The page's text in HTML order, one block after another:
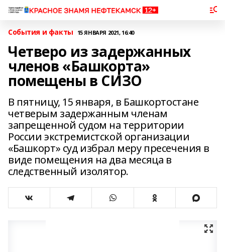
События и факты 15 ЯНВАРЯ 2021, 16:40
Четверо из задержанных
членов «Башкорта»
помещены в СИЗО
В пятницу, 15 января, в Башкортостане
четверым задержанным членам
запрещенной судом на территории
России экстремистской организации
«Башкорт» суд избрал меру пресечения в
виде помещения на два месяца в
следственный изолятор.